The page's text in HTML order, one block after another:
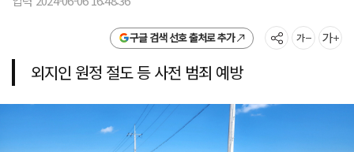
구글 검색 선호 출처로 추가
외지인 원정 절도 등 사전 범죄 예방